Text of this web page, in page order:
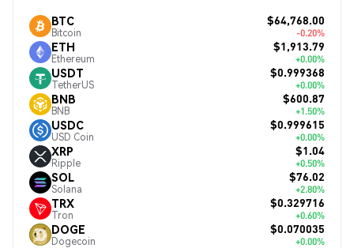
BTC
Bitcoin
$64,768.00
-0.20%
ETH
Ethereum
$1,913.79
+0.00%
USDT
TetherUS
$0.999368
+0.00%
BNB
BNB
$600.87
+1.50%
USDC
USD Coin
$0.999615
+0.00%
XRP
Ripple
$1.04
+0.50%
SOL
Solana
$76.02
+2.80%
TRX
Tron
$0.329716
+0.60%
DOGE
Dogecoin
$0.070035
+0.00%